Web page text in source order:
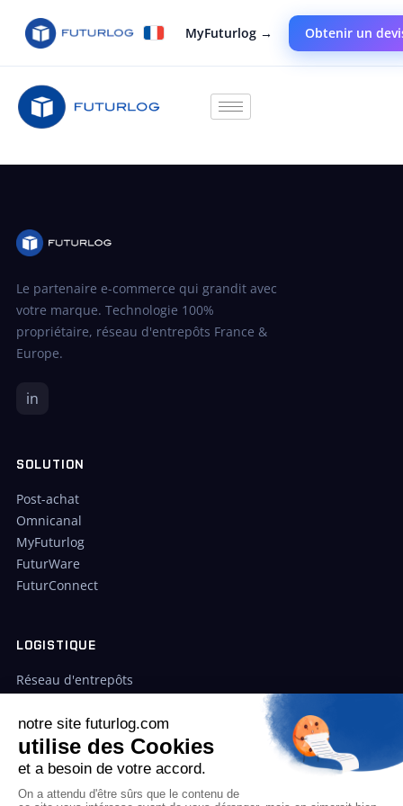
MyFuturlog → Obtenir un
Le partenaire e-commerce qui grandit avec
votre marque. Technologie 100%
propriétaire, réseau d'entrepôts France &
Europe.
in
SOLUTION
Post-achat
Omnicanal
MyFuturlog
FuturWare
FuturConnect
LOGISTIQUE
Réseau d'entrepôts
Tarifs